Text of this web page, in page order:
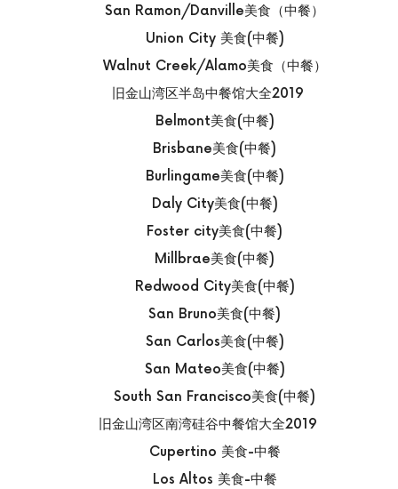
San Ramon/Danville美食（中餐）
Union City 美食(中餐)
Walnut Creek/Alamo美食（中餐）
旧金山湾区半岛中餐馆大全2019
Belmont美食(中餐)
Brisbane美食(中餐)
Burlingame美食(中餐)
Daly City美食(中餐)
Foster city美食(中餐)
Millbrae美食(中餐)
Redwood City美食(中餐)
San Bruno美食(中餐)
San Carlos美食(中餐)
San Mateo美食(中餐)
South San Francisco美食(中餐)
旧金山湾区南湾硅谷中餐馆大全2019
Cupertino 美食-中餐
Los Altos 美食-中餐